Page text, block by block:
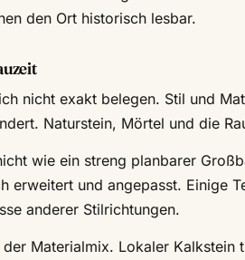
den Ort historisch lesbar.
nicht exakt belegen. Stil und
Naturstein, Mörtel und die
wie ein streng planbarer
erweitert und angepasst. Einige
anderer Stilrichtungen.
der Materialmix. Lokaler